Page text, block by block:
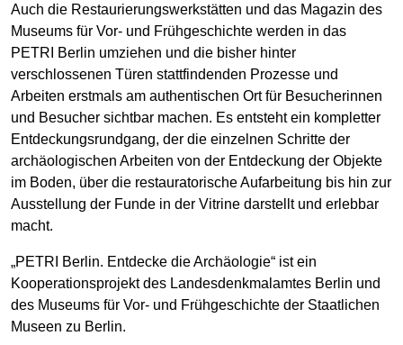
Auch die Restaurierungswerkstätten und das Magazin des
Museums für Vor- und Frühgeschichte werden in das
PETRI Berlin umziehen und die bisher hinter
verschlossenen Türen stattfindenden Prozesse und
Arbeiten erstmals am authentischen Ort für Besucherinnen
und Besucher sichtbar machen. Es entsteht ein kompletter
Entdeckungsrundgang, der die einzelnen Schritte der
archäologischen Arbeiten von der Entdeckung der Objekte
im Boden, über die restauratorische Aufarbeitung bis hin zur
Ausstellung der Funde in der Vitrine darstellt und erlebbar
macht.
„PETRI Berlin. Entdecke die Archäologie“ ist ein
Kooperationsprojekt des Landesdenkmalamtes Berlin und
des Museums für Vor- und Frühgeschichte der Staatlichen
Museen zu Berlin.